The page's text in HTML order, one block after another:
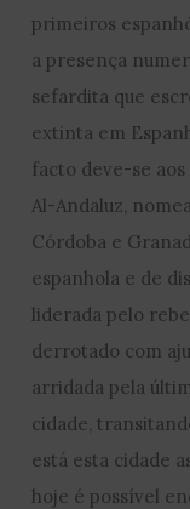
primeiros
a presença
sefardita que
extinta em
facto deve-se
Al-Andaluz,
Córdoba e
espanhola e de
liderada pelo
derrotado com
arridada pela
cidade,
está esta cidade
hoje é possível